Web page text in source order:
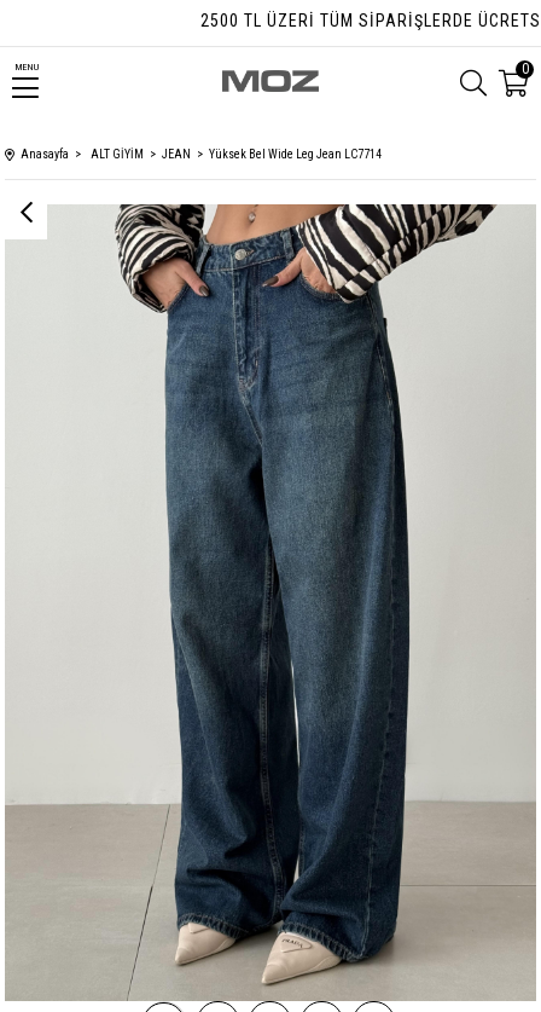
2500 TL ÜZERI TÜM SIPARIŞLERDE ÜCRETSIZ
MENU 0
Anasayfa ALT GİYİM JEAN Yüksek Bel Wide Leg Jean LC7714